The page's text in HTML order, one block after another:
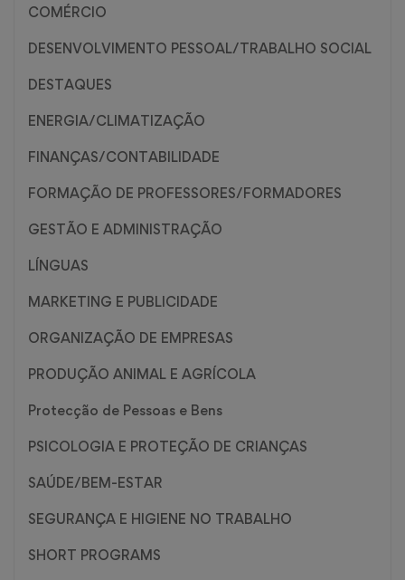
COMÉRCIO
DESENVOLVIMENTO PESSOAL/TRABALHO SOCIAL
DESTAQUES
ENERGIA/CLIMATIZAÇÃO
FINANÇAS/CONTABILIDADE
FORMAÇÃO DE PROFESSORES/FORMADORES
GESTÃO E ADMINISTRAÇÃO
LÍNGUAS
MARKETING E PUBLICIDADE
ORGANIZAÇÃO DE EMPRESAS
PRODUÇÃO ANIMAL E AGRÍCOLA
Protecção de Pessoas e Bens
PSICOLOGIA E PROTEÇÃO DE CRIANÇAS
SAÚDE/BEM-ESTAR
SEGURANÇA E HIGIENE NO TRABALHO
SHORT PROGRAMS